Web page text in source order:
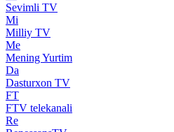
Sevimli TV
Mi
Milliy TV
Me
Mening Yurtim
Da
Dasturxon TV
FT
FTV telekanali
Re